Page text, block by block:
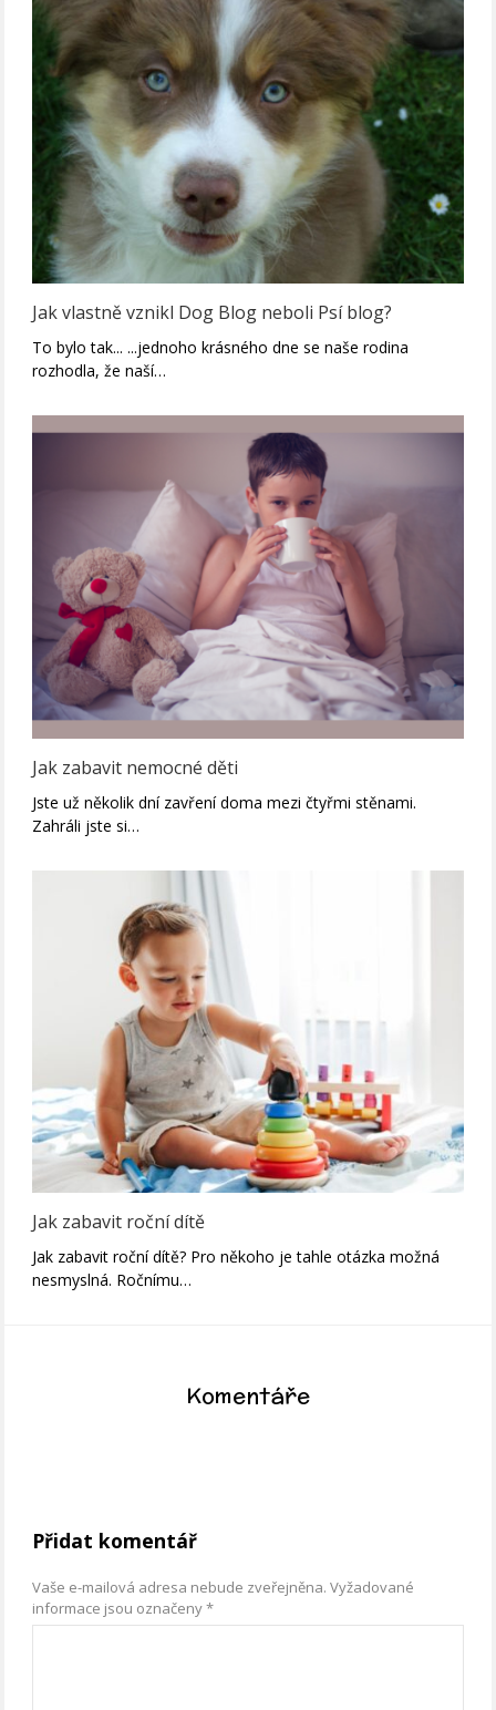
Jak vlastně vznikl Dog Blog neboli Psí blog?
To bylo tak... ...jednoho krásného dne se naše rodina
rozhodla, že naší…
Jak zabavit nemocné děti
Jste už několik dní zavření doma mezi čtyřmi stěnami.
Zahráli jste si…
Jak zabavit roční dítě
Jak zabavit roční dítě? Pro někoho je tahle otázka možná
nesmyslná. Ročnímu…
Komentáře
Přidat komentář
Vaše e-mailová adresa nebude zveřejněna. Vyžadované
informace jsou označeny*